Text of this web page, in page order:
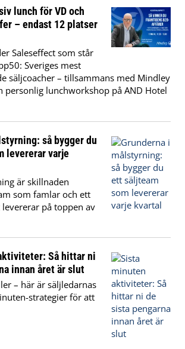
lunch för VD och
– endast 12 platser
Saleseffect som står
Sveriges mest
säljcoacher – tillsammans med Mindley
personlig lunchworkshop på AND Hotel
så bygger du
levererar varje
är skillnaden
som famlar och ett
på toppen av
Så hittar ni
innan året är slut
– här är säljledarnas
strategier för att